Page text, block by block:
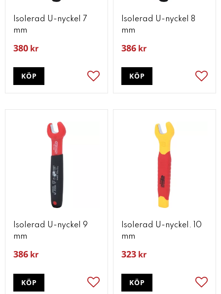
Isolerad U-nyckel 7
mm
380 kr
Lägg till i favoriter
KÖP
Isolerad U-nyckel 8
mm
386 kr
KÖP
Isolerad U-nyckel 9
mm
386 kr
Lägg till i favoriter
KÖP
Isolerad U-nyckel. 10
mm
323 kr
KÖP